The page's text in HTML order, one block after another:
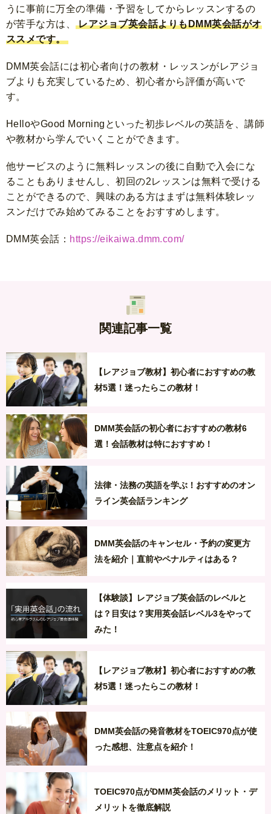
うに事前に万全の準備・予習をしてからレッスンするの
が苦手な方は、 レアジョブ英会話よりもDMM英会話がオ
ススメです。
DMM英会話には初心者向けの教材・レッスンがレアジョ
ブよりも充実しているため、初心者から評価が高いで
す。
HelloやGood Morningといった初歩レベルの英語を、講師
や教材から学んでいくことができます。
他サービスのように無料レッスンの後に自動で入会にな
ることもありませんし、初回の2レッスンは無料で受ける
ことができるので、興味のある方はまずは無料体験レッ
スンだけでみ始めてみることをおすすめします。
DMM英会話： https://eikaiwa.dmm.com/
関連記事一覧
【レアジョブ教材】初心者におすすめの教
材5選！迷ったらこの教材！
DMM英会話の初心者におすすめの教材6
選！会話教材は特におすすめ！
法律・法務の英語を学ぶ！おすすめのオン
ライン英会話ランキング
DMM英会話のキャンセル・予約の変更方
法を紹介｜直前やペナルティはある？
【体験談】レアジョブ英会話のレベルと
は？目安は？実用英会話レベル3をやって
みた！
【レアジョブ教材】初心者におすすめの教
材5選！迷ったらこの教材！
DMM英会話の発音教材をTOEIC970点が使
った感想、注意点を紹介！
TOEIC970点がDMM英会話のメリット・デ
メリットを徹底解説